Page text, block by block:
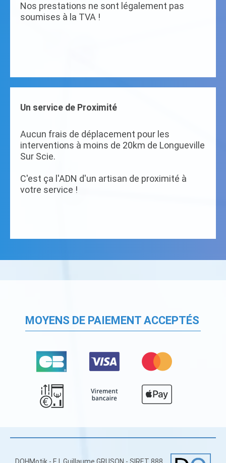
Nos prestations ne sont légalement pas
soumises à la TVA !
Un service de Proximité
Aucun frais de déplacement pour les
interventions à moins de 20km de Longueville
Sur Scie.
C'est ça l'ADN d'un artisan de proximité à
votre service !
MOYENS DE PAIEMENT ACCEPTÉS